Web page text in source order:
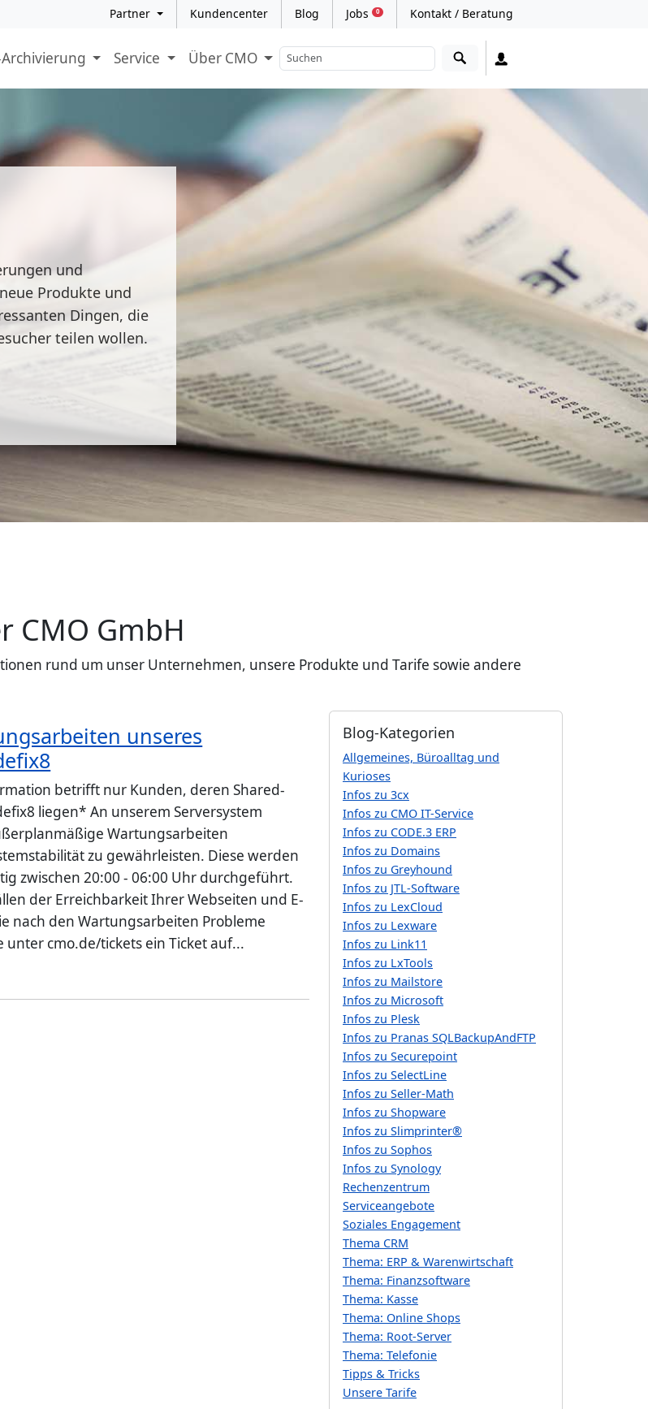
Partner Kundencenter Blog Jobs 0 Kontakt / Beratung
Service Über CMO
und
Produkte und
Dingen, die
teilen wollen.
CMO GmbH
rund um unser Unternehmen, unsere Produkte und Tarife sowie andere
unseres
betrifft nur Kunden, deren Shared-
liegen* An unserem Serversystem
Wartungsarbeiten
zu gewährleisten. Diese werden
zwischen 20:00 - 06:00 Uhr durchgeführt.
der Erreichbarkeit Ihrer Webseiten und E-
nach den Wartungsarbeiten Probleme
cmo.de/tickets ein Ticket auf...
Blog-Kategorien
Allgemeines, Büroalltag und
Kurioses
Infos zu 3cx
Infos zu CMO IT-Service
Infos zu CODE.3 ERP
Infos zu Domains
Infos zu Greyhound
Infos zu JTL-Software
Infos zu LexCloud
Infos zu Lexware
Infos zu Link11
Infos zu LxTools
Infos zu Mailstore
Infos zu Microsoft
Infos zu Plesk
Infos zu Pranas SQLBackupAndFTP
Infos zu Securepoint
Infos zu SelectLine
Infos zu Seller-Math
Infos zu Shopware
Infos zu Slimprinter®
Infos zu Sophos
Infos zu Synology
Rechenzentrum
Serviceangebote
Soziales Engagement
Thema CRM
Thema: ERP & Warenwirtschaft
Thema: Finanzsoftware
Thema: Kasse
Thema: Online Shops
Thema: Root-Server
Thema: Telefonie
Tipps & Tricks
Unsere Tarife